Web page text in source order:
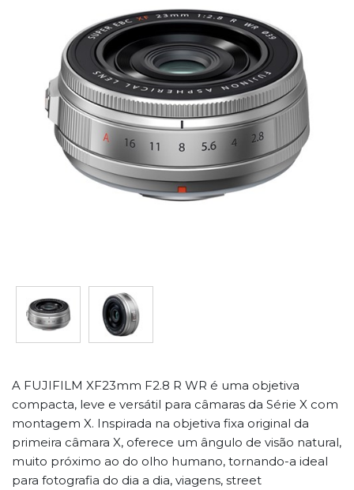
A FUJIFILM XF23mm F2.8 R WR é uma objetiva
compacta, leve e versátil para câmaras da Série X com
montagem X. Inspirada na objetiva fixa original da
primeira câmara X, oferece um ângulo de visão natural,
muito próximo ao do olho humano, tornando-a ideal
para fotografia do dia a dia, viagens, street